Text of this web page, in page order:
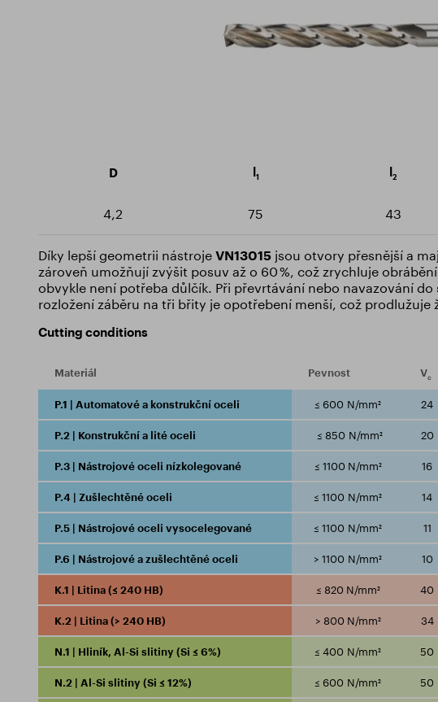
Download
D l1 l2
4,2 75 43
Díky lepší geometrii nástroje VN13015 jsou otvory přesnější a
zároveň umožňují zvýšit posuv až o 60 %, což zrychluje
obvykle není potřeba důlčík. Při převrtávání nebo navazování
rozložení záběru na tři břity je opotřebení menší, což prodlužuje
Cutting conditions
Materiál Pevnost Vc
P.1 | Automatové a konstrukční oceli ≤ 600 N/mm² 24
P.2 | Konstrukční a lité oceli ≤ 850 N/mm² 20
P.3 | Nástrojové oceli nízkolegované ≤ 1100 N/mm² 16
P.4 | Zušlechtěné oceli ≤ 1100 N/mm² 14
P.5 | Nástrojové oceli vysocelegované ≤ 1100 N/mm² 11
P.6 | Nástrojové a zušlechtěné oceli > 1100 N/mm² 10
K.1 | Litina (≤ 240 HB) ≤ 820 N/mm² 40
K.2 | Litina (> 240 HB) > 800 N/mm² 34
N.1 | Hliník, Al-Si slitiny (Si ≤ 6%) ≤ 400 N/mm² 50
N.2 | Al-Si slitiny (Si ≤ 12%) ≤ 600 N/mm² 50